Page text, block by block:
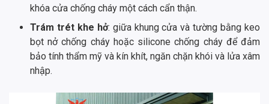
khóa cửa chống cháy một cách cẩn thận.
Trám trét khe hở: giữa khung cửa và tường bằng keo
bọt nở chống cháy hoặc silicone chống cháy để đảm
bảo tính thẩm mỹ và kín khít, ngăn chặn khói và lửa xâm
nhập.